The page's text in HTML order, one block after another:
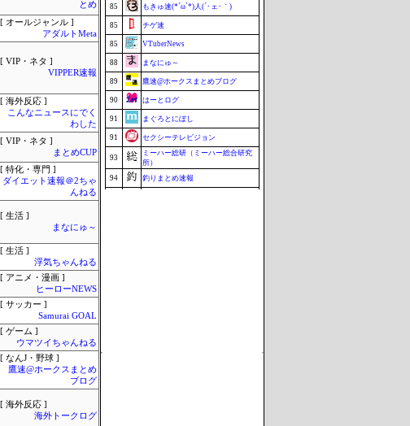
とめ
[ オールジャンル ]
アダルトMeta
[ VIP・ネタ ]
VIPPER速報
[ 海外反応 ]
こんなニュースにでく
わした
[ VIP・ネタ ]
まとめCUP
[ 特化・専門 ]
ダイエット速報＠2ちゃ
んねる
[ 生活 ]
まなにゅ～
[ 生活 ]
浮気ちゃんねる
[ アニメ・漫画 ]
ヒーローNEWS
[ サッカー ]
Samurai GOAL
[ ゲーム ]
ウマツイちゃんねる
[ なんJ・野球 ]
鷹速@ホークスまとめ
ブログ
[ 海外反応 ]
海外トークログ
85 もきゅ速(*´ω`*)人(´･ェ･｀)
85 チゲ速
85 VTuberNews
88 まなにゅ～
89 鷹速@ホークスまとめブログ
90 はーとログ
91 まぐろとにぼし
91 セクシーテレビジョン
93
ミーハー総研（ミーハー総合研究
所）
94
釣りまとめ速報